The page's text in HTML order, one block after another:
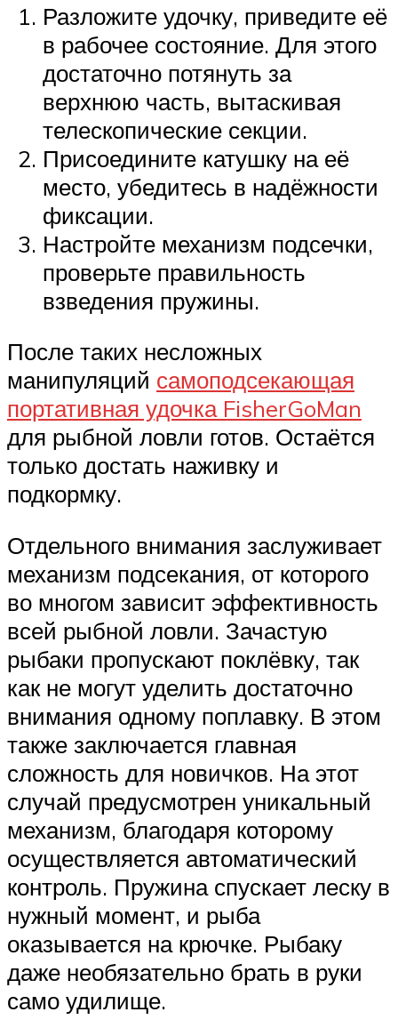
Разложите удочку, приведите её
в рабочее состояние. Для этого
достаточно потянуть за
верхнюю часть, вытаскивая
телескопические секции.
Присоедините катушку на её
место, убедитесь в надёжности
фиксации.
Настройте механизм подсечки,
проверьте правильность
взведения пружины.
После таких несложных
манипуляций самоподсекающая
портативная удочка FisherGoMan
для рыбной ловли готов. Остаётся
только достать наживку и
подкормку.
Отдельного внимания заслуживает
механизм подсекания, от которого
во многом зависит эффективность
всей рыбной ловли. Зачастую
рыбаки пропускают поклёвку, так
как не могут уделить достаточно
внимания одному поплавку. В этом
также заключается главная
сложность для новичков. На этот
случай предусмотрен уникальный
механизм, благодаря которому
осуществляется автоматический
контроль. Пружина спускает леску в
нужный момент, и рыба
оказывается на крючке. Рыбаку
даже необязательно брать в руки
само удилище.